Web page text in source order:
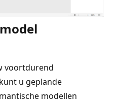
voortdurend
u geplande
modellen